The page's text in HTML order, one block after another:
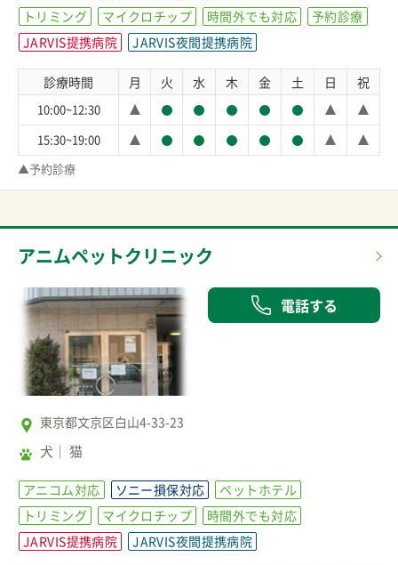
トリミング
マイクロチップ 時間外でも対応
予約診療
JARVIS提携病院
JARVIS夜間提携病院
診療時間 月 火 水 木 金 土 日 祝
10:00~12:30
15:30~19:00
▲予約診療
アニムペットクリニック
電話する
東京都文京区白山4-33-23
犬 猫
アニコム対応 ソニー損保対応
ペットホテル
トリミング
マイクロチップ
時間外でも対応
JARVIS提携病院
JARVIS夜間提携病院